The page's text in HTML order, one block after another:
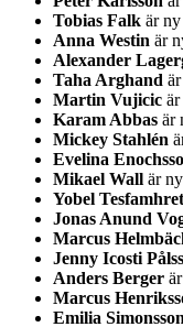
Tobias Falk är
Anna Westin är
Alexander
Taha Arghand
Martin Vujicic
Karam Abbas är
Mickey Stahlén
Evelina
Mikael Wall är
Yobel Tesfamhret
Jonas Anund
Marcus
Jenny Icosti
Anders Berger
Marcus
Emilia Simonsson